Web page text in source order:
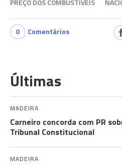
PREÇO DOS COMBUSTÍVEIS
0 Comentários
Últimas
MADEIRA
Carneiro concorda com PR
Tribunal Constitucional
MADEIRA